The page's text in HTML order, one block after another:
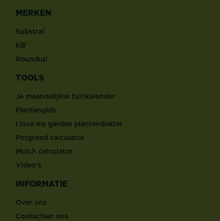
MERKEN
Substral®
KB®
Roundup®
TOOLS
Je maandelijkse tuinkalender
Plantengids
I love my garden plantendokter
Potgrond calculator
Mulch calculator
Video's
INFORMATIE
Over ons
Contacteer ons